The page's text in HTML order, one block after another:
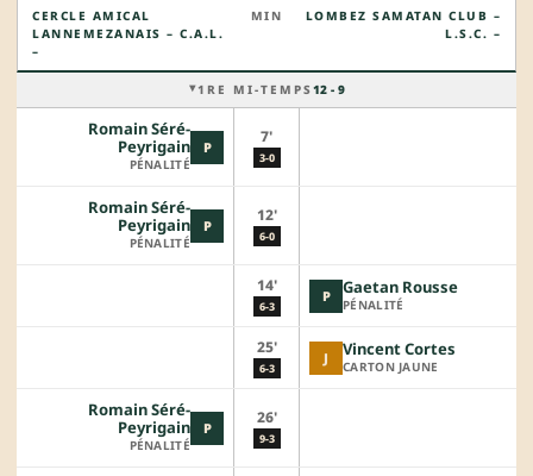
CERCLE AMICAL
LANNEMEZANAIS – C.A.L.
–
MIN
LOMBEZ SAMATAN CLUB –
L.S.C. –
1RE MI-TEMPS 12 - 9
P
Romain Séré-
Peyrigain
PÉNALITÉ
7'
3-0
P
Romain Séré-
Peyrigain
PÉNALITÉ
12'
6-0
14'
6-3
P Gaetan Rousse
PÉNALITÉ
25'
6-3
J Vincent Cortes
CARTON JAUNE
P
Romain Séré-
Peyrigain
PÉNALITÉ
26'
9-3